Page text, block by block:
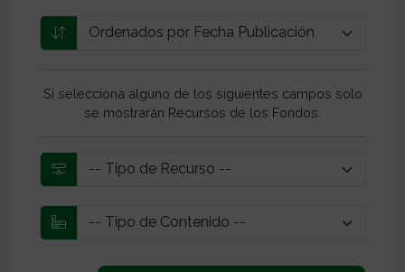
Si selecciona alguno de los siguientes campos solo
se mostrarán Recursos de los Fondos: